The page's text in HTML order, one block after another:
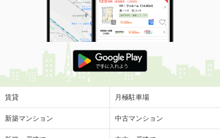
賃貸 月極駐車場
新築マンション 中古マンション